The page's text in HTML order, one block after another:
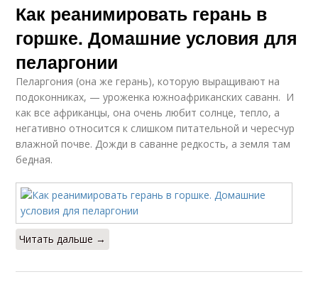
Как реанимировать герань в
горшке. Домашние условия для
пеларгонии
Пеларгония (она же герань), которую выращивают на
подоконниках, — уроженка южноафриканских саванн. И
как все африканцы, она очень любит солнце, тепло, а
негативно относится к слишком питательной и чересчур
влажной почве. Дожди в саванне редкость, а земля там
бедная.
Читать дальше →